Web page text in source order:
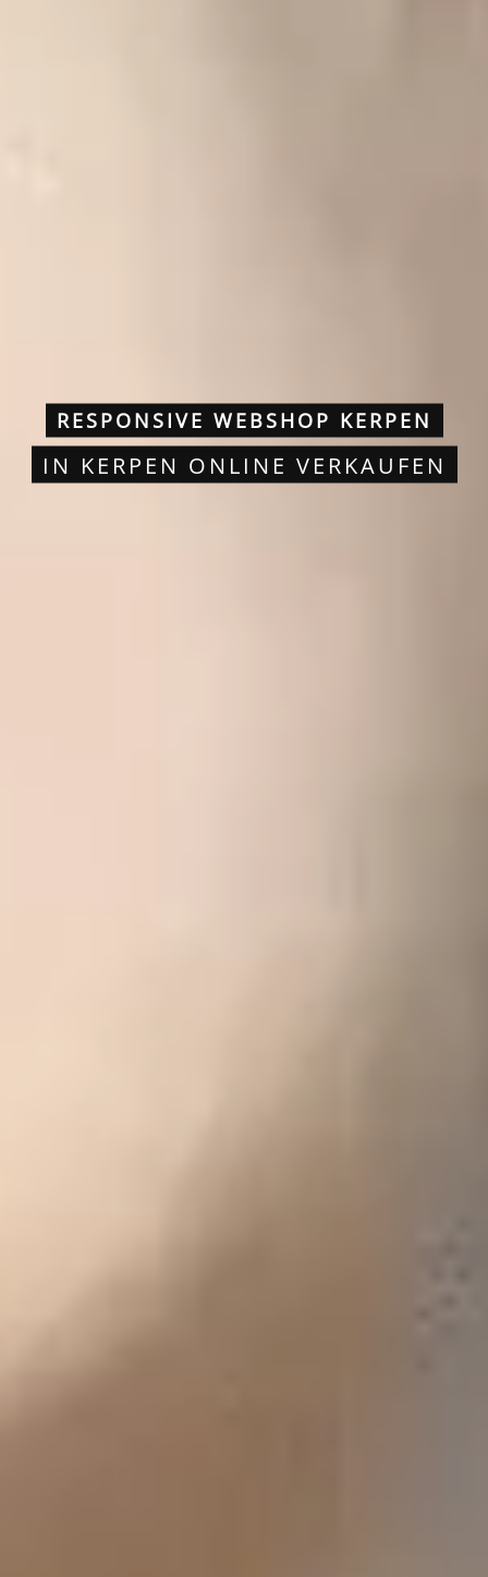
RESPONSIVE WEBSHOP KERPEN
IN KERPEN ONLINE VERKAUFEN